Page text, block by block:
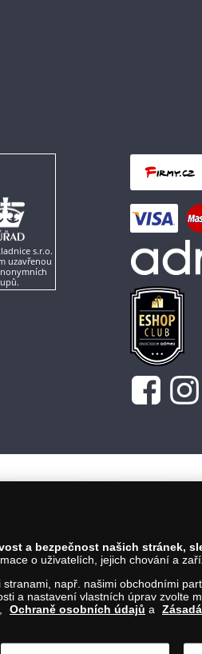
s.r.o.
uzavřenou
a bezpečnost našich stránek,
o uživatelích, jejich chování a
např. našimi obchodními
a nastavení vlastních úprav zvolte
Ochraně osobních údajů a